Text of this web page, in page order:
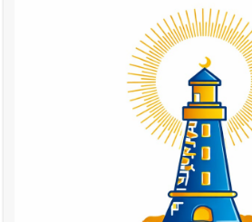
صيدا تستقبل السيد محمد زيدان:
على حماية القيمة التراثية للمدينة
أكاديمية نادي الحرية لكرة القدم